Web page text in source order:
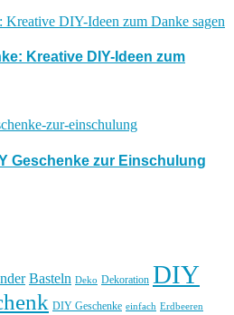
Kreative DIY-Ideen zum
Geschenke zur Einschulung
Basteln Deko Dekoration DIY
DIY Geschenke einfach Erdbeeren